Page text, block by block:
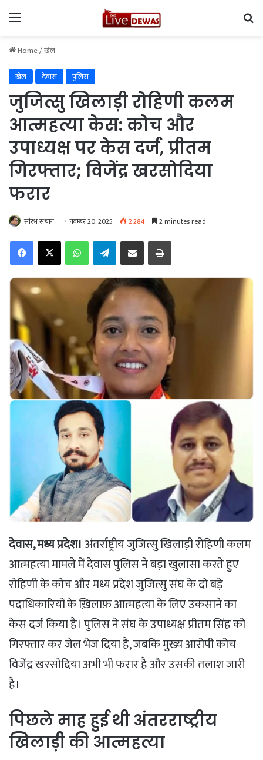
Menu
Home/खेल
खेल
देवास पुलिस
जुजित्सु खिलाड़ी रोहिणी कलम
आत्महत्या केस: कोच और
उपाध्यक्ष पर केस दर्ज, प्रीतम
गिरफ्तार; विजेंद्र खरसोदिया
फरार
सौरभ सचान नवम्बर 20, 2025 2,284 2 minutes read
FacebookX WhatsAppTelegramShare via Email Print
देवास, मध्य प्रदेश। अंतर्राष्ट्रीय जुजित्सु खिलाड़ी रोहिणी कलम
आत्महत्या मामले में देवास पुलिस ने बड़ा खुलासा करते हुए
रोहिणी के कोच और मध्य प्रदेश जुजित्सु संघ के दो बड़े
पदाधिकारियों के ख़िलाफ़ आत्महत्या के लिए उकसाने का
केस दर्ज किया है। पुलिस ने संघ के उपाध्यक्ष प्रीतम सिंह को
गिरफ्तार कर जेल भेज दिया है, जबकि मुख्य आरोपी कोच
विजेंद्र खरसोदिया अभी भी फरार है और उसकी तलाश जारी
है।
​पिछले माह हुई थी अंतरराष्ट्रीय
खिलाड़ी की आत्महत्या